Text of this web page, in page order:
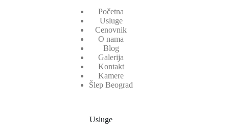
Početna
Usluge
Cenovnik
O nama
Blog
Galerija
Kontakt
Kamere
Šlep Beograd
Usluge